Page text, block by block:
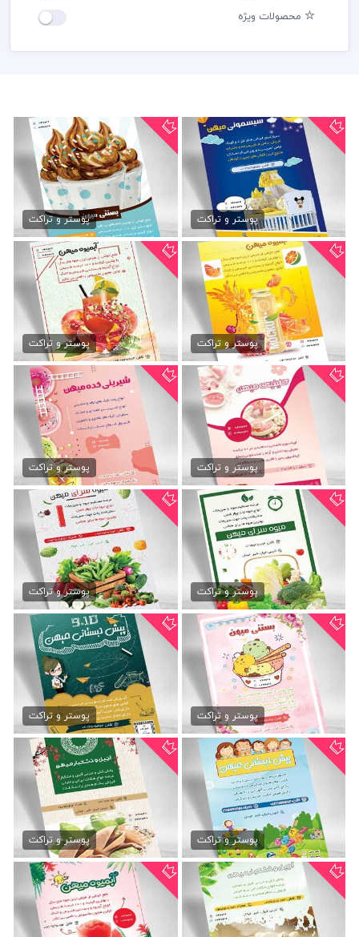
محصولات ویژه
دانلود تراکت فروشگاه...
79,000 تومان پوستر و تراکت
دانلود تبلیغاتی تراکت...
79,000 تومان پوستر و تراکت
تراکت psd آبمیوه
79,000 تومان پوستر و تراکت
دانلود تراکت آبمیوه
79,000 تومان پوستر و تراکت
79,000 تومان پوستر و تراکت
دانلود تراکت قنادی
79,000 تومان پوستر و تراکت
طرح psd تراکت صیفی جات
79,000 تومان پوستر و تراکت
تراکت psd صیفی جات
79,000 تومان پوستر و تراکت
دانلود آماده تراکت بستنی
79,000 تومان پوستر و تراکت
تراکت psd پیش دبستانی
79,000 تومان پوستر و تراکت
دانلود psd تراکت مهد کودک
79,000 تومان پوستر و تراکت
تراکت psd آجیل فروشی
79,000 تومان پوستر و تراکت